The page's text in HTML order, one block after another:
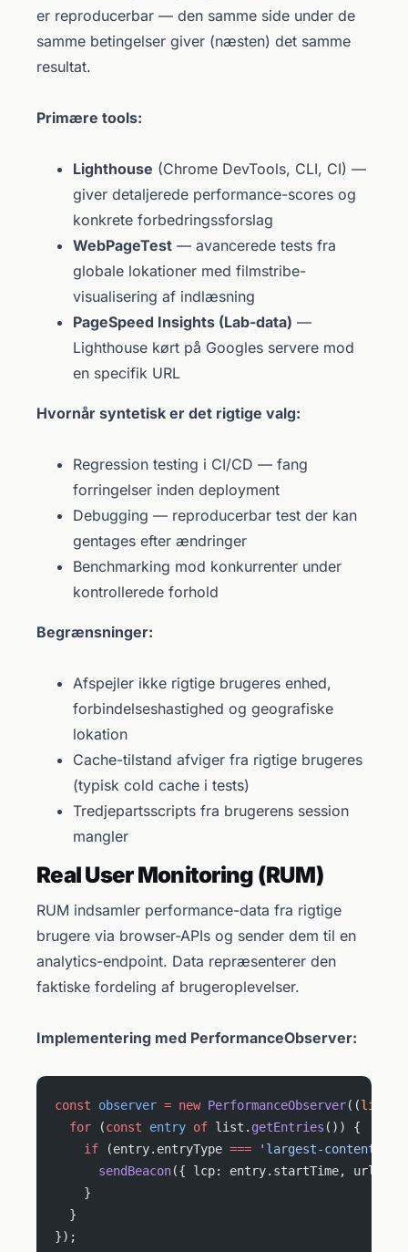
er reproducerbar — den samme side under de
samme betingelser giver (næsten) det samme
resultat.
Primære tools:
Lighthouse (Chrome DevTools, CLI, CI) —
giver detaljerede performance-scores og
konkrete forbedringssforslag
WebPageTest — avancerede tests fra
globale lokationer med filmstribe-
visualisering af indlæsning
PageSpeed Insights (Lab-data) —
Lighthouse kørt på Googles servere mod
en specifik URL
Hvornår syntetisk er det rigtige valg:
Regression testing i CI/CD — fang
forringelser inden deployment
Debugging — reproducerbar test der kan
gentages efter ændringer
Benchmarking mod konkurrenter under
kontrollerede forhold
Begrænsninger:
Afspejler ikke rigtige brugeres enhed,
forbindelseshastighed og geografiske
lokation
Cache-tilstand afviger fra rigtige brugeres
(typisk cold cache i tests)
Tredjepartsscripts fra brugerens session
mangler
Real User Monitoring (RUM)
RUM indsamler performance-data fra rigtige
brugere via browser-APIs og sender dem til en
analytics-endpoint. Data repræsenterer den
faktiske fordeling af brugeroplevelser.
Implementering med PerformanceObserver:
const observer = new PerformanceObserver((list
  for
(const entry of list. getEntries ()) {
    if
(entry.entryType === 'largest-
      sendBeacon
({ lcp: entry.startTime, url:
    }
  }
});